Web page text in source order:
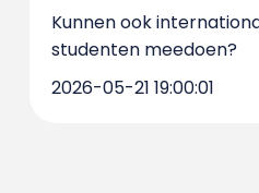
Kunnen ook
studenten meedoen?
2026-05-21 19:00:01